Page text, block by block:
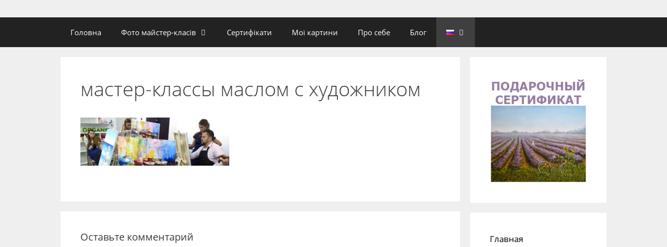
Головна Фото майстер-класів Сертифікати Мої картини Про себе Блог
мастер-классы маслом с художником
Оставьте комментарий
Главная